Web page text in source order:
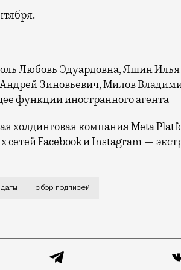
Любовь Эдуардовна, Яшин Илья
Зиновьевич, Милов
функции иностранного агента
холдинговая компания Meta
сетей Facebook и Instagram —
сбор подписей